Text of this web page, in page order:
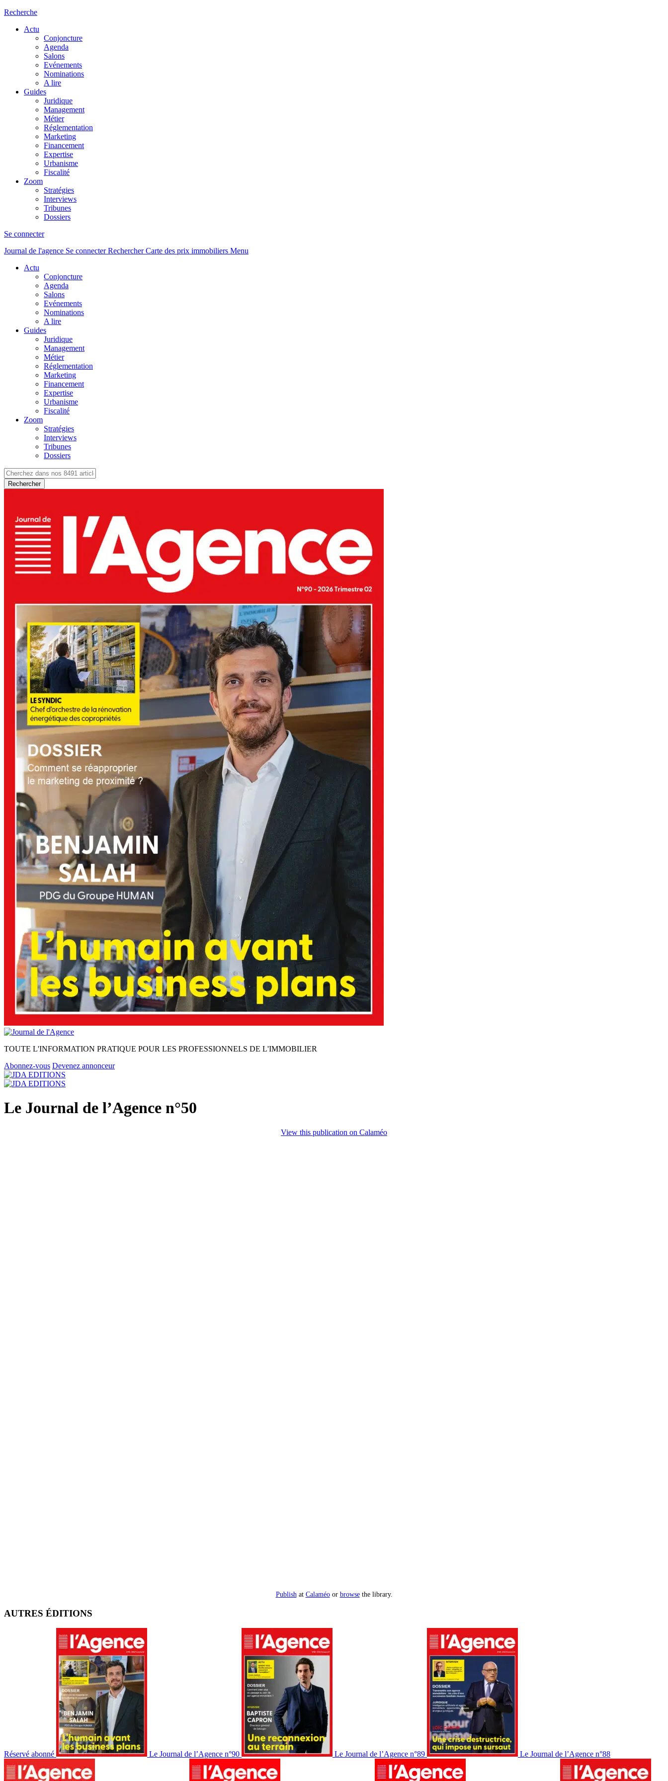
Recherche
Actu
Conjoncture
Agenda
Salons
Evénements
Nominations
A lire
Guides
Juridique
Management
Métier
Réglementation
Marketing
Financement
Expertise
Urbanisme
Fiscalité
Zoom
Stratégies
Interviews
Tribunes
Dossiers
Se connecter
Journal de l'agence Se connecterRechercher Carte des prix immobiliers Menu
Actu
Conjoncture
Agenda
Salons
Evénements
Nominations
A lire
Guides
Juridique
Management
Métier
Réglementation
Marketing
Financement
Expertise
Urbanisme
Fiscalité
Zoom
Stratégies
Interviews
Tribunes
Dossiers
Rechercher
TOUTE L'INFORMATION PRATIQUE POUR LES PROFESSIONNELS DE L'IMMOBILIER
Abonnez-vous Devenez annonceur
Le Journal de l’Agence n°50
View this publication on Calaméo
Publish at Calaméoor browsethe library.
AUTRES ÉDITIONS
Réservé abonné Le Journal de l’Agence n°90 Le Journal de l’Agence n°89 Le Journal de l’Agence n°88